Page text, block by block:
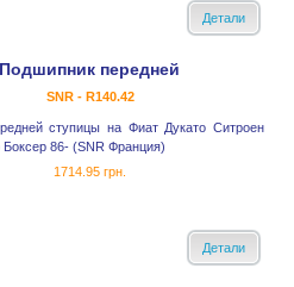
Детали
Подшипник передней
SNR - R140.42
ступицы на Фиат Дукато Ситроен
86- (SNR Франция)
1714.95 грн.
Детали